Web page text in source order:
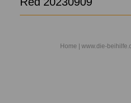
Home | www.die-